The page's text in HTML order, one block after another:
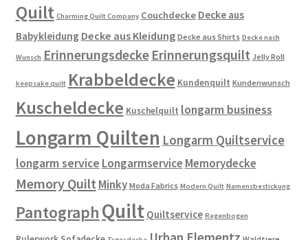
Quilt Charming Quilt Company Couchdecke Decke aus
Babykleidung Decke aus Kleidung Decke aus Shirts Decke nach
Wunsch Erinnerungsdecke Erinnerungsquilt Jelly Roll
keepsake quilt Krabbeldecke Kundenquilt Kundenwunsch
Kuscheldecke Kuschelquilt longarm business
Longarm Quilten Longarm Quiltservice
longarm service Longarmservice Memorydecke
Memory Quilt Minky Moda Fabrics Modern Quilt Namensbestickung
Pantograph Quilt Quiltservice Regenbogen